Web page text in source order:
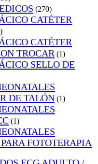
(270)
CATÉTER
CATÉTER
TROCAR (1)
SELLO DE
DE TALÓN (1)
(1)
FOTOTERAPIA